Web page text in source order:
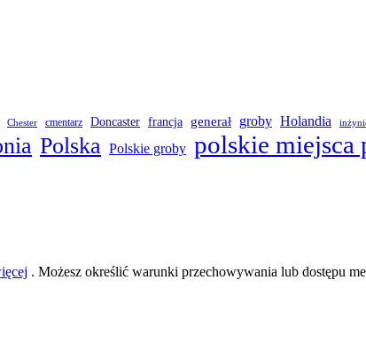
Chester cmentarz Doncaster francja generał groby Holandia
Polska Polskie groby polskie miejsca
. Możesz określić warunki przechowywania lub dostępu